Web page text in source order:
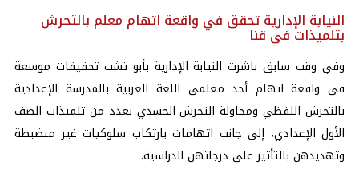
النيابة الإدارية تحقق في واقعة اتهام معلم بالتحرش
بتلميذات في قنا
وفي وقت سابق باشرت النيابة الإدارية بأبو تشت تحقيقات موسعة
في واقعة اتهام أحد معلمي اللغة العربية بالمدرسة الإعدادية
بالتحرش اللفظي ومحاولة التحرشالجسدي بعدد من تلميذات الصف
الأول الإعدادي، إلى جانب اتهامات بارتكاب سلوكيات غير منضبطة
وتهديدهن بالتأثير على درجاتهن الدراسية.